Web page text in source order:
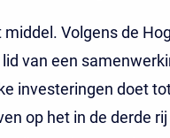
Volgens de
van een
investeringen doet
op het in de derde